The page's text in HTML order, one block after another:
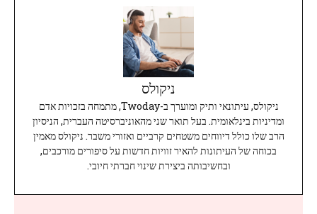
ניקולס
ניקולס, עיתונאי ותיק ומוערך ב-Twoday, מתמחה בזכויות אדם
ומדיניות בינלאומית. בעל תואר שני מהאוניברסיטה העברית, הניסיון
הרב שלו כולל דיווחים משטחים קרביים ואזורי משבר. ניקולס מאמין
בכוחה של העיתונות להאיר זוויות חדשות על סיפורים מורכבים,
ובחשיבותה ביצירת שינוי חברתי חיובי.